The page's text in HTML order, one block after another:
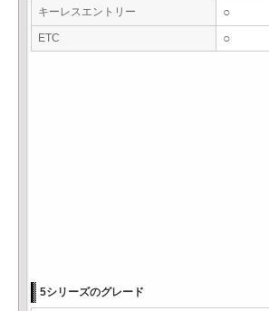
キーレスエントリー ○
ETC ○
5シリーズのグレード